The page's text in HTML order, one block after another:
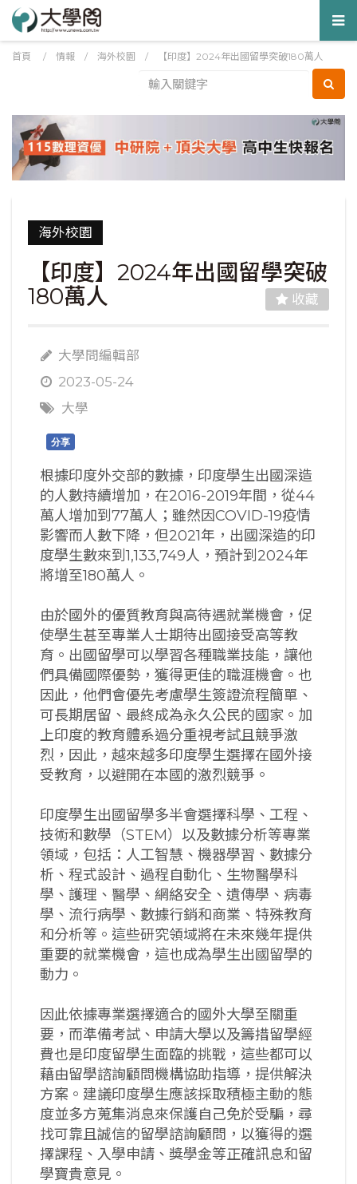
首頁 / 情報 / 海外校園 / 【印度】2024年出國留學突破180萬人
海外校園
【印度】2024年出國留學突破
180萬人
收藏
大學問編輯部
2023-05-24
大學
分享
根據印度外交部的數據，印度學生出國深造
的人數持續增加，在2016-2019年間，從44
萬人增加到77萬人；雖然因COVID-19疫情
影響而人數下降，但2021年，出國深造的印
度學生數來到1,133,749人，預計到2024年
將增至180萬人。
由於國外的優質教育與高待遇就業機會，促
使學生甚至專業人士期待出國接受高等教
育。出國留學可以學習各種職業技能，讓他
們具備國際優勢，獲得更佳的職涯機會。也
因此，他們會優先考慮學生簽證流程簡單、
可長期居留、最終成為永久公民的國家。加
上印度的教育體系過分重視考試且競爭激
烈，因此，越來越多印度學生選擇在國外接
受教育，以避開在本國的激烈競爭。
印度學生出國留學多半會選擇科學、工程、
技術和數學（STEM）以及數據分析等專業
領域，包括：人工智慧、機器學習、數據分
析、程式設計、過程自動化、生物醫學科
學、護理、醫學、網絡安全、遺傳學、病毒
學、流行病學、數據行銷和商業、特殊教育
和分析等。這些研究領域將在未來幾年提供
重要的就業機會，這也成為學生出國留學的
動力。
因此依據專業選擇適合的國外大學至關重
要，而準備考試、申請大學以及籌措留學經
費也是印度留學生面臨的挑戰，這些都可以
藉由留學諮詢顧問機構協助指導，提供解決
方案。建議印度學生應該採取積極主動的態
度並多方蒐集消息來保護自己免於受騙，尋
找可靠且誠信的留學諮詢顧問，以獲得的選
擇課程、入學申請、獎學金等正確訊息和留
學寶貴意見。